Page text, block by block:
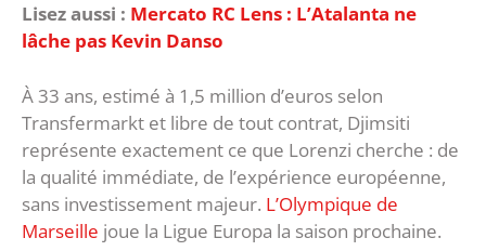
Lisez aussi : Mercato RC Lens : L’Atalanta ne
lâche pas Kevin Danso
À 33 ans, estimé à 1,5 million d’euros selon
Transfermarkt et libre de tout contrat, Djimsiti
représente exactement ce que Lorenzi cherche : de
la qualité immédiate, de l’expérience européenne,
sans investissement majeur. L’Olympique de
Marseille joue la Ligue Europa la saison prochaine.